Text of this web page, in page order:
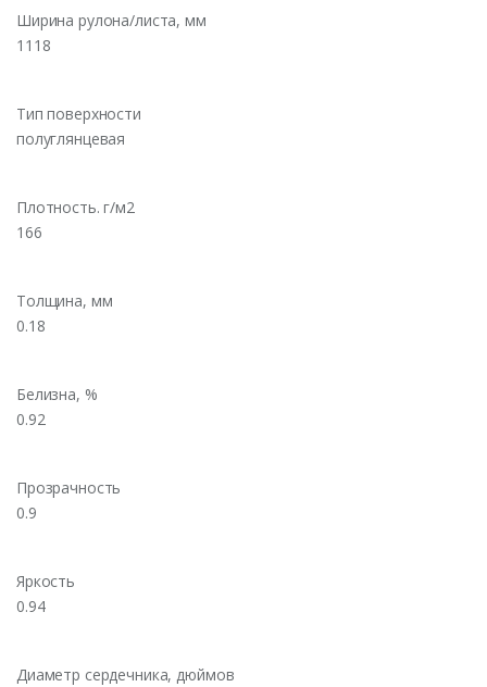
Ширина рулона/листа, мм
1118
Тип поверхности
полуглянцевая
Плотность. г/м2
166
Толщина, мм
0.18
Белизна, %
0.92
Прозрачность
0.9
Яркость
0.94
Диаметр сердечника, дюймов